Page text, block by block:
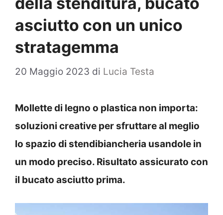
asciutto con un unico
stratagemma
20 Maggio 2023 di Lucia Testa
Mollette di legno o plastica non importa:
soluzioni creative per sfruttare al meglio
lo spazio di stendibiancheria usandole in
un modo preciso. Risultato assicurato con
il bucato asciutto prima.